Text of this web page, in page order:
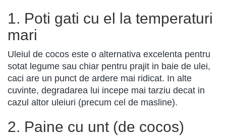
1. Poti gati cu el la temperaturi
mari
Uleiul de cocos este o alternativa excelenta pentru
sotat legume sau chiar pentru prajit in baie de ulei,
caci are un punct de ardere mai ridicat. In alte
cuvinte, degradarea lui incepe mai tarziu decat in
cazul altor uleiuri (precum cel de masline).
2. Paine cu unt (de cocos)